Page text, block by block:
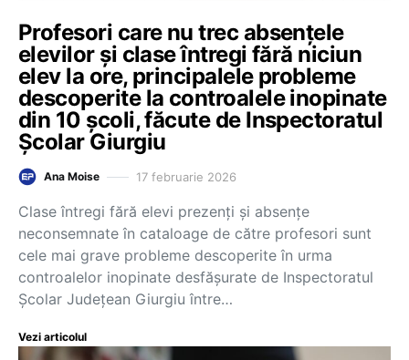
Profesori care nu trec absențele
elevilor și clase întregi fără niciun
elev la ore, principalele probleme
descoperite la controalele inopinate
din 10 școli, făcute de Inspectoratul
Școlar Giurgiu
Ana Moise 17 februarie 2026
Clase întregi fără elevi prezenți și absențe
neconsemnate în cataloage de către profesori sunt
cele mai grave probleme descoperite în urma
controalelor inopinate desfășurate de Inspectoratul
Școlar Județean Giurgiu între…
Vezi articolul